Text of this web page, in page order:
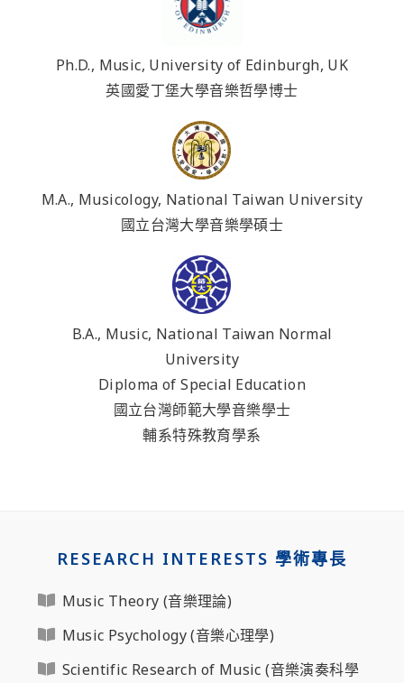
Ph.D., Music, University of Edinburgh, UK
英國愛丁堡大學音樂哲學博士
M.A., Musicology, National Taiwan University
國立台灣大學音樂學碩士
B.A., Music, National Taiwan Normal
University
Diploma of Special Education
國立台灣師範大學音樂學士
輔系特殊教育學系
RESEARCH INTERESTS 學術專長
Music Theory (音樂理論)
Music Psychology (音樂心理學)
Scientific Research of Music (音樂演奏科學